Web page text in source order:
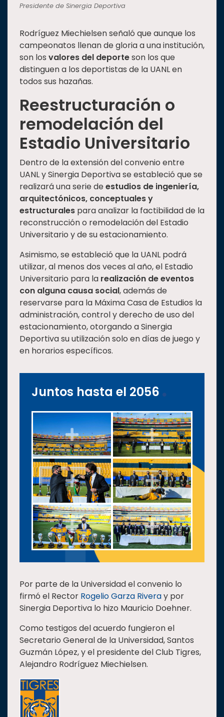
Presidente de Sinergia Deportiva
Rodríguez Miechielsen señaló que aunque los
campeonatos llenan de gloria a una institución,
son los valores del deporteson los que
distinguen a los deportistas de la UANL en
todos sus hazañas.
Reestructuración o
remodelación del
Estadio Universitario
Dentro de la extensión del convenio entre
UANL y Sinergia Deportiva se estableció que se
realizará una serie deestudios de ingeniería,
arquitectónicos, conceptuales y
estructurales para analizar la factibilidad de la
reconstrucción o remodelación del Estadio
Universitario y de su estacionamiento.
Asimismo, se estableció que la UANL podrá
utilizar, al menos dos veces al año, el Estadio
Universitario para la realización de eventos
con alguna causa social, además de
reservarse para la Máxima Casa de Estudios la
administración, control y derecho de uso del
estacionamiento, otorgando a Sinergia
Deportiva su utilización solo en días de juego y
en horarios específicos.
Juntos hasta el 2056
Por parte de la Universidad el convenio lo
firmó el Rector Rogelio Garza Riveray por
Sinergia Deportiva lo hizo Mauricio Doehner.
Como testigos del acuerdo fungieron el
Secretario General de la Universidad, Santos
Guzmán López, y el presidente del Club Tigres,
Alejandro Rodríguez Miechielsen.